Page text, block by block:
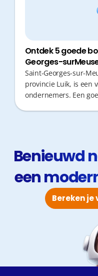
Ontdek 5 goede
Georges-
Saint-Georges-sur-
provincie Luik, is een
ondernemers. Een
groei te ondersteunen.
Benieuwd
een
Bereken